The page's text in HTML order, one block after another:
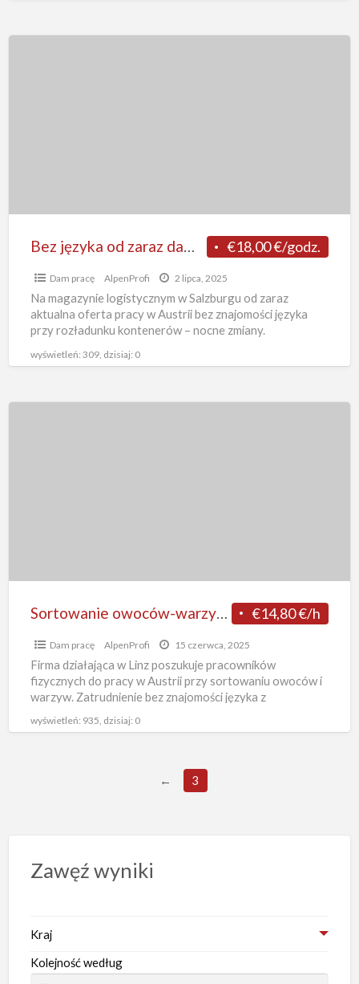
rozładunek
kontenerów
zaraz
magazynie
Salzburgu
€18,00 €/godz.
Bez języka od zaraz dam pracę w Austrii rozładunek kontenerów od zaraz na magazynie w Salzburgu
Dam pracę AlpenProfi 2 lipca, 2025
Na magazynie logistycznym w Salzburgu od zaraz
aktualna oferta pracy w Austrii bez znajomości języka
przy rozładunku kontenerów – nocne zmiany.
wyświetleń: 309, dzisiaj: 0
języka
2025
€14,80 €/h
Sortowanie owoców-warzyw dam pracę w Austrii bez języka od zaraz, Linz 2025
Dam pracę AlpenProfi 15 czerwca, 2025
Firma działająca w Linz poszukuje pracowników
fizycznych do pracy w Austrii przy sortowaniu owoców i
warzyw. Zatrudnienie bez znajomości języka z
wyświetleń: 935, dzisiaj: 0
← 3
Zawęź wyniki
Kraj
Kolejność według